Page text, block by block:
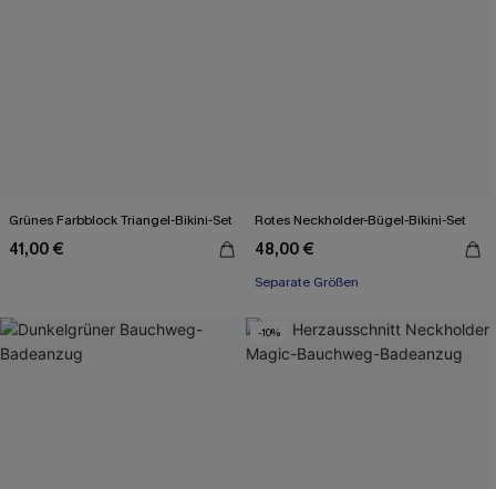
Grünes Farbblock Triangel-Bikini-Set
41,00 €
Rotes Neckholder-Bügel-Bikini-Set
48,00 €
Separate Größen
-10%